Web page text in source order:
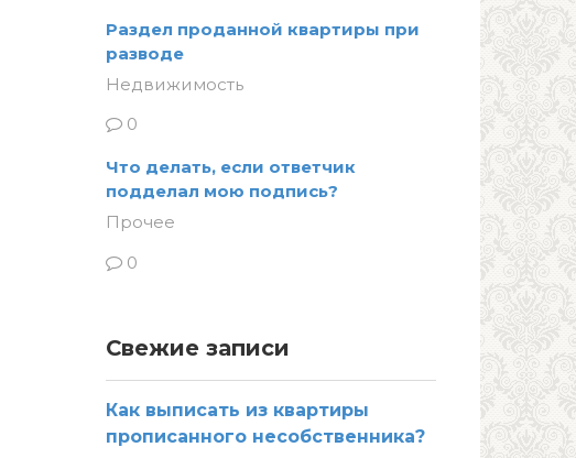
Раздел проданной квартиры при
разводе
Недвижимость
0
Что делать, если ответчик
подделал мою подпись?
Прочее
0
Свежие записи
Как выписать из квартиры
прописанного несобственника?